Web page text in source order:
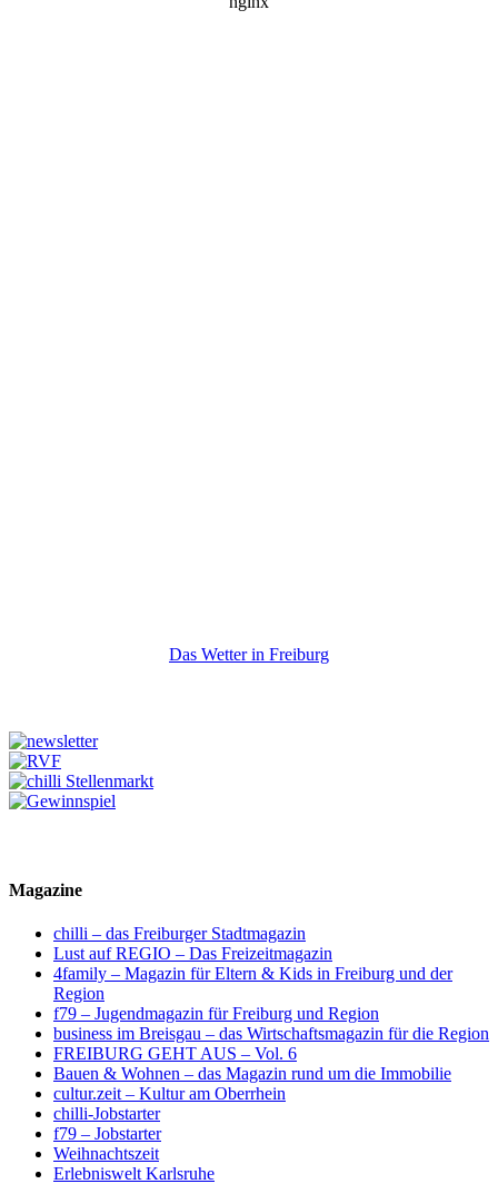
Das Wetter in Freiburg
Magazine
chilli – das Freiburger Stadtmagazin
Lust auf REGIO – Das Freizeitmagazin
4family – Magazin für Eltern & Kids in Freiburg und der
Region
f79 – Jugendmagazin für Freiburg und Region
business im Breisgau – das Wirtschaftsmagazin für die Region
FREIBURG GEHT AUS – Vol. 6
Bauen & Wohnen – das Magazin rund um die Immobilie
cultur.zeit – Kultur am Oberrhein
chilli-Jobstarter
f79 – Jobstarter
Weihnachtszeit
Erlebniswelt Karlsruhe